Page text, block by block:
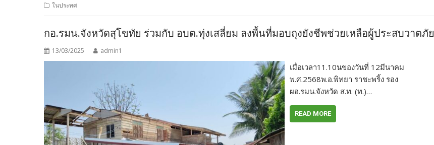
ในประทศ
กอ.รมน.จังหวัดสุโขทัย ร่วมกับ อบต.ทุ่งเสลี่ยม ลงพื้นที่มอบถุงยังชีพช่วยเหลือผู้ประสบวาตภัย
13/03/2025 admin1
เมื่อเวลา11.10นของวันที่ 12มีนาคม
พ.ศ.2568พ.อ.พิทยา ราชะพริ้ง รอง
ผอ.รมน.จังหวัด ส.ท. (ท.)…
READ MORE